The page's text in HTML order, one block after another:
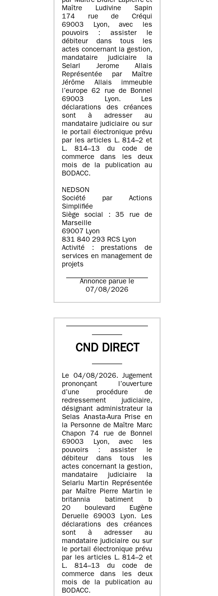
Maître Ludivine Sapin
174 rue de Créqui
69003 Lyon, avec les
pouvoirs : assister le
débiteur dans tous les
actes concernant la gestion,
mandataire judiciaire la
Selarl Jerome Allais
Représentée par Maître
Jérôme Allais immeuble
l’europe 62 rue de Bonnel
69003 Lyon. Les
déclarations des créances
sont à adresser au
mandataire judiciaire ou sur
le portail électronique prévu
par les articles L. 814–2 et
L. 814–13 du code de
commerce dans les deux
mois de la publication au
BODACC.
NEDSON
Société par Actions
Simplifiée
Siège social : 35 rue de
Marseille
69007 Lyon
831 840 293 RCS Lyon
Activité : prestations de
services en management de
projets
Annonce parue le
07/08/2026
CND DIRECT
Le 04/08/2026. Jugement
prononçant l’ouverture
d’une procédure de
redressement judiciaire,
désignant administrateur la
Selas Anasta-Aura Prise en
la Personne de Maître Marc
Chapon 74 rue de Bonnel
69003 Lyon, avec les
pouvoirs : assister le
débiteur dans tous les
actes concernant la gestion,
mandataire judiciaire la
Selarlu Martin Représentée
par Maître Pierre Martin le
britannia batiment b
20 boulevard Eugène
Deruelle 69003 Lyon. Les
déclarations des créances
sont à adresser au
mandataire judiciaire ou sur
le portail électronique prévu
par les articles L. 814–2 et
L. 814–13 du code de
commerce dans les deux
mois de la publication au
BODACC.